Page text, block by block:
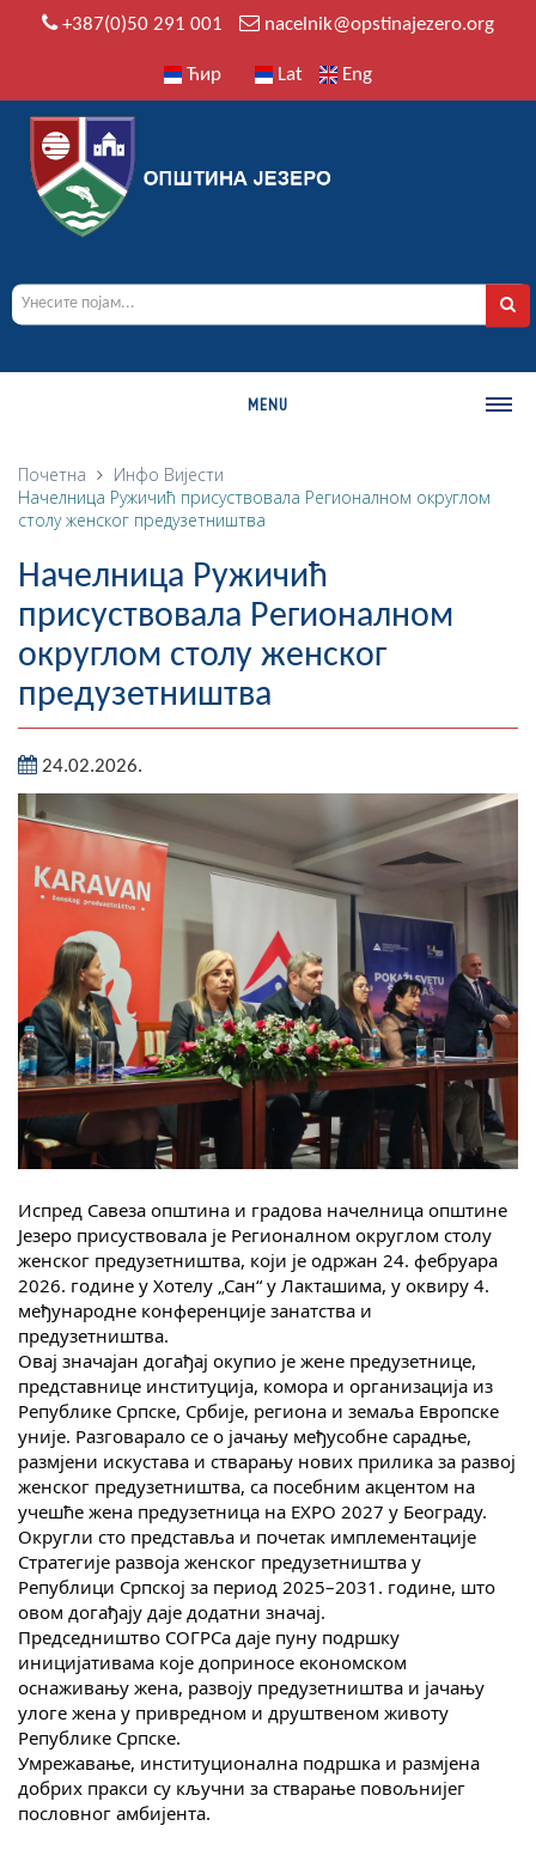
+387(0)50 291 001 nacelnik@opstinajezero.org
Ћир Lat Eng
MENU
О ОПШТИНИ
Историја
Географија
Насељена мјеста
Занимљивости
Фотогалерија
НАЧЕЛНИК
О Начелнику
Замјеник начелника
Извјештај о раду начелника
СКУПШТИНА
Статут Општине
Скупштинско вијеће општине језеро
Састав Скупштине
Службени Гласници
ОПШТИНСКА УПРАВА
ИНФО
Вијести
Активности
Јавни позиви
Обавјештења
Заштита од пожара
COVID 19
Геоистраживања
ПРИВРЕДА
Пољопривреда
Почетна Инфо Вијести
Начелница Ружичић присуствовала Регионалном округлом
столу женског предузетништва
Начелница Ружичић
присуствовала Регионалном
округлом столу женског
предузетништва
24.02.2026.
Испред Савеза општина и градова начелница општине
Језеро присуствовала је Регионалном округлом столу
женског предузетништва, који је одржан 24. фебруара
2026. године у Хотелу „Сан“ у Лакташима, у оквиру 4.
међународне конференције занатства и
предузетништва.
Овај значајан догађај окупио је жене предузетнице,
представнице институција, комора и организација из
Републике Српске, Србије, региона и земаља Европске
уније. Разговарало се о јачању међусобне сарадње,
размјени искустава и стварању нових прилика за развој
женског предузетништва, са посебним акцентом на
учешће жена предузетница на EXPO 2027 у Београду.
Округли сто представља и почетак имплементације
Стратегије развоја женског предузетништва у
Републици Српској за период 2025–2031. године, што
овом догађају даје додатни значај.
Председништво СОГРСа даје пуну подршку
иницијативама које доприносе економском
оснаживању жена, развоју предузетништва и јачању
улоге жена у привредном и друштвеном животу
Републике Српске.
Умрежавање, институционална подршка и размјена
добрих пракси су кључни за стварање повољнијег
пословног амбијента.